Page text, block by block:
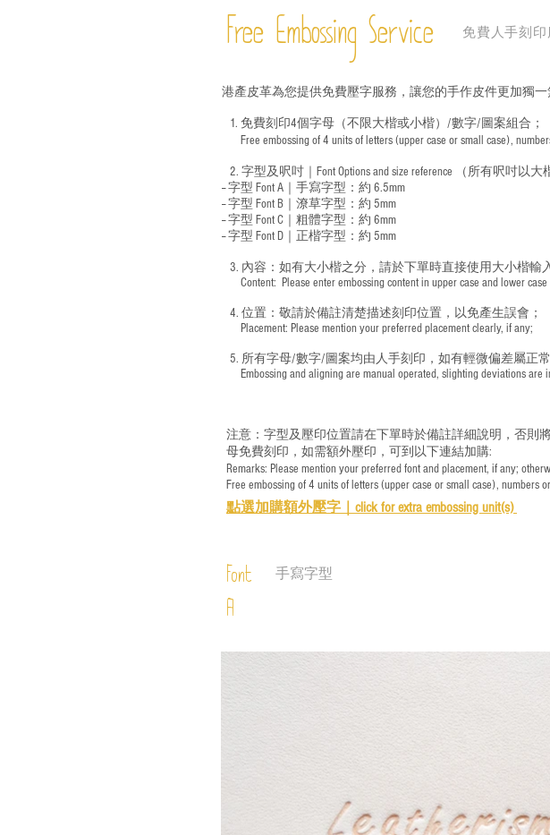
Free Embossing Service 免費人手刻印
港產皮革為您提供免費壓字服務，讓您的手作皮件更加獨一
1. 免費刻印4個字母（不限大楷或小楷）/數字/圖案組合；
Free embossing of 4 units of letters (upper case or small case),
2. 字型及呎吋｜ Font Options and size reference
（所有呎吋以大
-- 字型 Font A｜手寫字型：約 6.5mm
-- 字型 Font B｜潦草字型： 約 5mm
-- 字型 Font C｜粗體字型：約 6mm
-- 字型 Font D｜正楷字型： 約 5mm
3. 內容：如有大小楷之分，請於下單時直接使用大小楷輸
Content: Please enter embossing content in upper case and lower case
4. 位置：敬請於備註清楚描述刻印位置，以免產生誤會；
​ Placement: Please mention your preferred placement clearly, if any;
5. 所有字母/數字/圖案均由人手刻印，如有輕微偏差屬正
Embossing and aligning are manual operated, slighting deviations are
注意：字型及壓印位置請在下單時於備註詳細說明，否則
母免費刻印，如需額外壓印，可到以下連結加購:
Remarks: Please mention your preferred font and placement, if any;
Free embossing of 4 units of letters (upper case or small case), numbers
點選加購額外壓字｜ click for extra embossing unit(s)
Font
A
手寫字型